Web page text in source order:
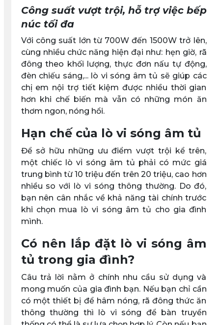
Công suất vượt trội, hỗ trợ việc bếp
núc tối đa
Với công suất lớn từ 700W đến 1500W trở lên,
cùng nhiều chức năng hiện đại như: hẹn giờ, rã
đông theo khối lượng, thực đơn nấu tự động,
đèn chiếu sáng,... lò vi sóng âm tủ sẽ giúp các
chị em nội trợ tiết kiệm được nhiều thời gian
hơn khi chế biến mà vẫn có những món ăn
thơm ngon, nóng hổi.
Hạn chế của lò vi sóng âm tủ
Để sở hữu những ưu điểm vượt trội kể trên,
một chiếc lò vi sóng âm tủ phải có mức giá
trung bình từ 10 triệu đến trên 20 triệu, cao hơn
nhiều so với lò vi sóng thông thường. Do đó,
bạn nên cân nhắc về khả năng tài chính trước
khi chọn mua lò vi sóng âm tủ cho gia đình
mình.
Có nên lắp đặt lò vi sóng âm
tủ trong gia đình?
Câu trả lời nằm ở chính nhu cầu sử dụng và
mong muốn của gia đình bạn. Nếu bạn chỉ cần
có một thiết bị để hâm nóng, rã đông thức ăn
thông thường thì lò vi sóng để bàn truyền